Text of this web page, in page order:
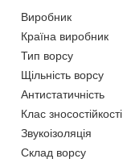
Виробник
Країна виробник
Тип ворсу
Щільність ворсу
Антистатичність
Клас зносостійкості
Звукоізоляція
Склад ворсу